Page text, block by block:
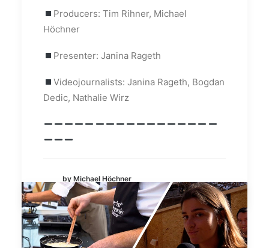
Producers: Tim Rihner, Michael
Höchner
Presenter: Janina Rageth
Videojournalists: Janina Rageth, Bogdan
Dedic, Nathalie Wirz
by Michael Höchner